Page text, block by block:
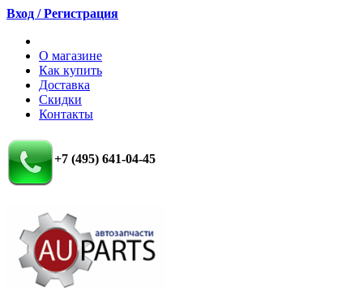
Вход / Регистрация
О магазине
Как купить
Доставка
Скидки
Контакты
+7 (495) 641-04-45